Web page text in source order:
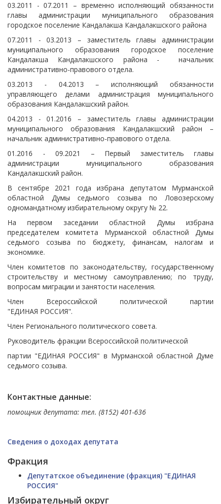
03.2011 - 07.2011 – временно исполняющий обязанности
главы администрации муниципального образования
городское поселение Кандалакша Кандалакшского района
07.2011 - 03.2013 – заместитель главы администрации
муниципального образования городское поселение
Кандалакша Кандалакшского района - начальник
административно-правового отдела.
03.2013 - 04.2013 – исполняющий обязанности
управляющего делами администрация муниципального
образования Кандалакшский район.
04.2013 - 01.2016 – заместитель главы администрации
муниципального образования Кандалакшский район –
начальник административно-правового отдела.
01.2016 - 09.2021 – Первый заместитель главы
администрации муниципального образования
Кандалакшский район.
В сентябре 2021 года избрана депутатом Мурманской
областной Думы седьмого созыва по Ловозерскому
одномандатному избирательному округу № 22.
На первом заседании областной Думы избрана
председателем комитета Мурманской областной Думы
седьмого созыва по бюджету, финансам, налогам и
экономике.
Член комитетов по законодательству, государственному
строительству и местному самоуправлению; по труду,
вопросам миграции и занятости населения.
Член Всероссийской политической партии
"ЕДИНАЯ РОССИЯ".
Член Регионального политического совета.
Руководитель фракции Всероссийской политической
партии "ЕДИНАЯ РОССИЯ" в Мурманской областной Думе
седьмого созыва.
Контактные данные:
помощник депутата: тел. (8152) 401-636
Сведения о доходах депутата
Фракция
Депутатское объединение (фракция) "ЕДИНАЯ
РОССИЯ"
Избирательный округ